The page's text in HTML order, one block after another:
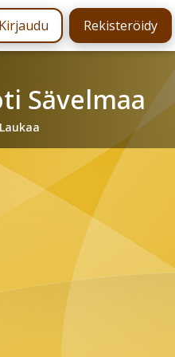
Kirjaudu Rekisteröidy
Sävelmaa